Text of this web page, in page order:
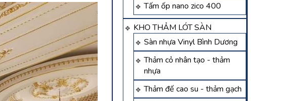
Tấm ốp nano zico 400
KHO THẢM LÓT SÀN
Sàn nhựa Vinyl Bình Dương
Thảm cỏ nhân tạo - thảm
nhựa
Thảm đế cao su - thảm gạch